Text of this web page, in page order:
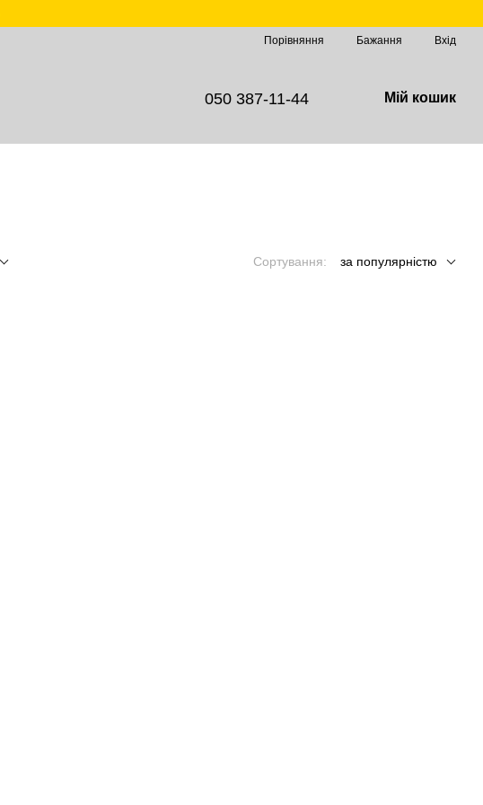
Порівняння Бажання Вхід
050 387-11-44 Мій кошик
Сортування: за популярністю